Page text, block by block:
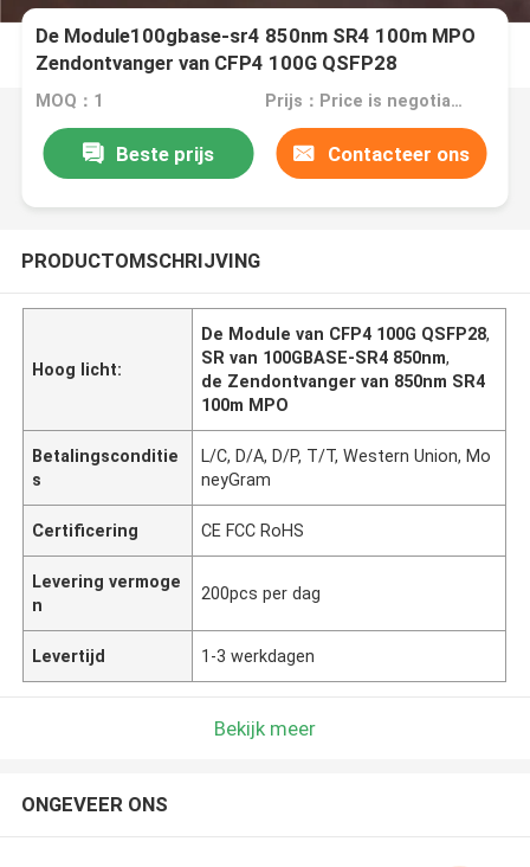
De Module100gbase-sr4 850nm SR4 100m MPO
Zendontvanger van CFP4 100G QSFP28
MOQ：1 Prijs：Price is negotiable
Beste prijs Contacteer ons
PRODUCTOMSCHRIJVING
Hoog licht:
De Module van CFP4 100G QSFP28,
SR van 100GBASE-SR4 850nm,
de Zendontvanger van 850nm SR4
100m MPO
Betalingsconditie
s
L/C, D/A, D/P, T/T, Western Union, Mo
neyGram
Certificering CE FCC RoHS
Levering vermoge
n
200pcs per dag
Levertijd 1-3 werkdagen
Bekijk meer
ONGEVEER ONS